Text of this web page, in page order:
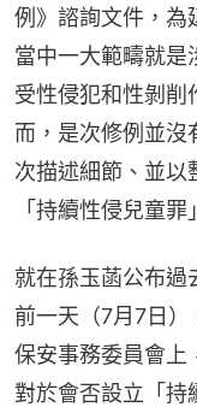
例》諮詢文件，為
當中一大範疇就是
受性侵犯和性剝削
而，是次修例並沒
次描述細節、並以
「持續性侵兒童罪
就在孫玉菡公布過
前一天（7月7日
保安事務委員會上
對於會否設立「持